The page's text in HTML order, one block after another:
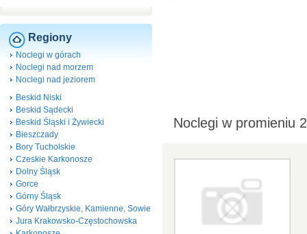
Regiony
Noclegi w górach
Noclegi nad morzem
Noclegi nad jeziorem
Beskid Niski
Beskid Sądecki
Beskid Śląski i Żywiecki
Bieszczady
Bory Tucholskie
Czeskie Karkonosze
Dolny Śląsk
Gorce
Górny Śląsk
Góry Wałbrzyskie, Kamienne, Sowie
Jura Krakowsko-Częstochowska
Noclegi w promieniu